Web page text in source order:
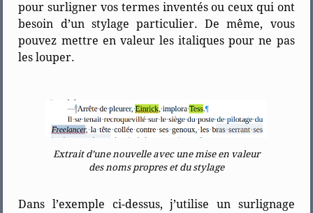
pour surligner vos termes inventés ou ceux qui ont
besoin d’un stylage particulier. De même, vous
pouvez mettre en valeur les italiques pour ne pas
les louper.
Extrait d’une nouvelle avec une mise en valeur
des noms propres et du stylage
Dans l’exemple ci-dessus, j’utilise un surlignage